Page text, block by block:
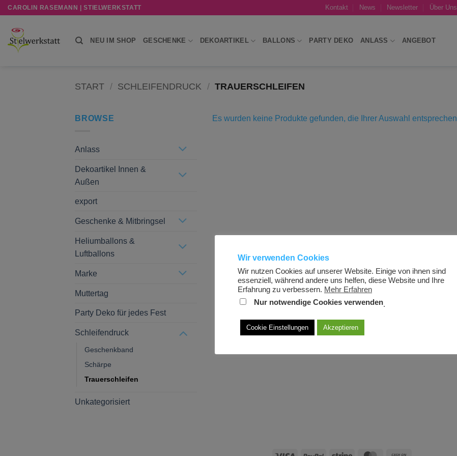
Zum
springen
CAROLIN RASEMANN | STIELWERKSTATT Kontakt News Newsletter Über Uns
NEU IM SHOP GESCHENKE DEKOARTIKEL BALLONS PARTY DEKO ANLASS ANGEBOT
START / SCHLEIFENDRUCK / TRAUERSCHLEIFEN
BROWSE
Anlass
Dekoartikel Innen &
Außen
export
Geschenke & Mitbringsel
Heliumballons &
Luftballons
Marke
Muttertag
Party Deko für jedes Fest
Schleifendruck
Geschenkband
Schärpe
Trauerschleifen
Unkategorisiert
Es wurden keine Produkte gefunden, die Ihrer Auswahl
Wir verwenden Cookies
Wir nutzen Cookies auf unserer Website. Einige von ihnen sind
essenziell, während andere uns helfen, diese Website und Ihre
Erfahrung zu verbessern. Mehr Erfahren
Nur notwendige Cookies verwenden.
Cookie Einstellungen Akzeptieren